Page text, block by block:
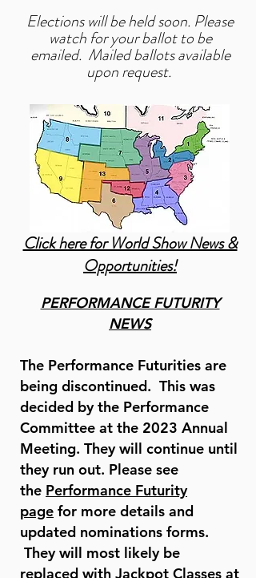
Elections will be held soon. Please
watch for your ballot to be
emailed. Mailed ballots available
upon request.
Click here for World Show News &
Opportunities!
PERFORMANCE FUTURITY
NEWS​
The Performance Futurities are
being discontinued. This was
decided by the Performance
Committee at the 2023 Annual
Meeting. They will continue until
they run out. Please see
the Performance Futurity
page for more details and
updated nominations forms.
They will most likely be
replaced with Jackpot Classes at